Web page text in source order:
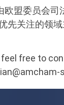
盟委员会
先关注的领
free to